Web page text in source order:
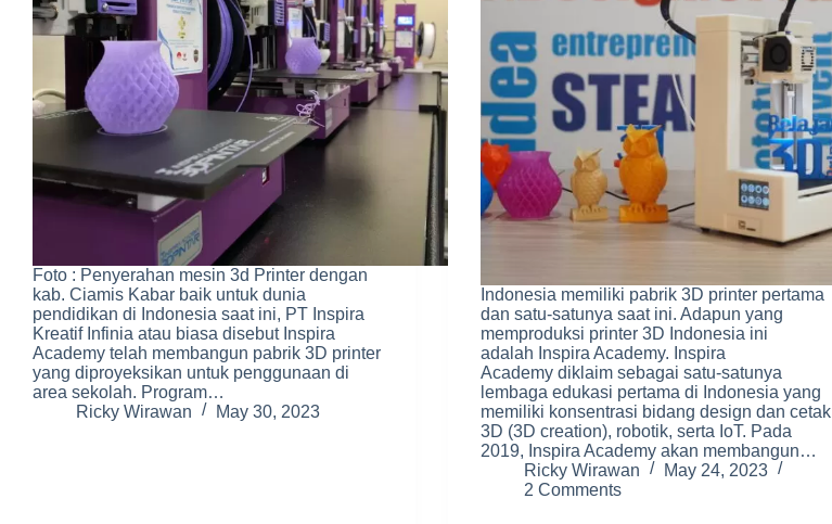
Foto : Penyerahan mesin 3d Printer dengan
kab. Ciamis Kabar baik untuk dunia
pendidikan di Indonesia saat ini, PT Inspira
Kreatif Infinia atau biasa disebut Inspira
Academy telah membangun pabrik 3D printer
yang diproyeksikan untuk penggunaan di
area sekolah. Program…
Ricky Wirawan
May 30, 2023
Indonesia memiliki pabrik 3D printer pertama
dan satu-satunya saat ini. Adapun yang
memproduksi printer 3D Indonesia ini
adalah Inspira Academy. Inspira
Academy diklaim sebagai satu-satunya
lembaga edukasi pertama di Indonesia yang
memiliki konsentrasi bidang design dan cetak
3D (3D creation), robotik, serta IoT. Pada
2019, Inspira Academy akan membangun…
Ricky Wirawan
May 24, 2023
2 Comments